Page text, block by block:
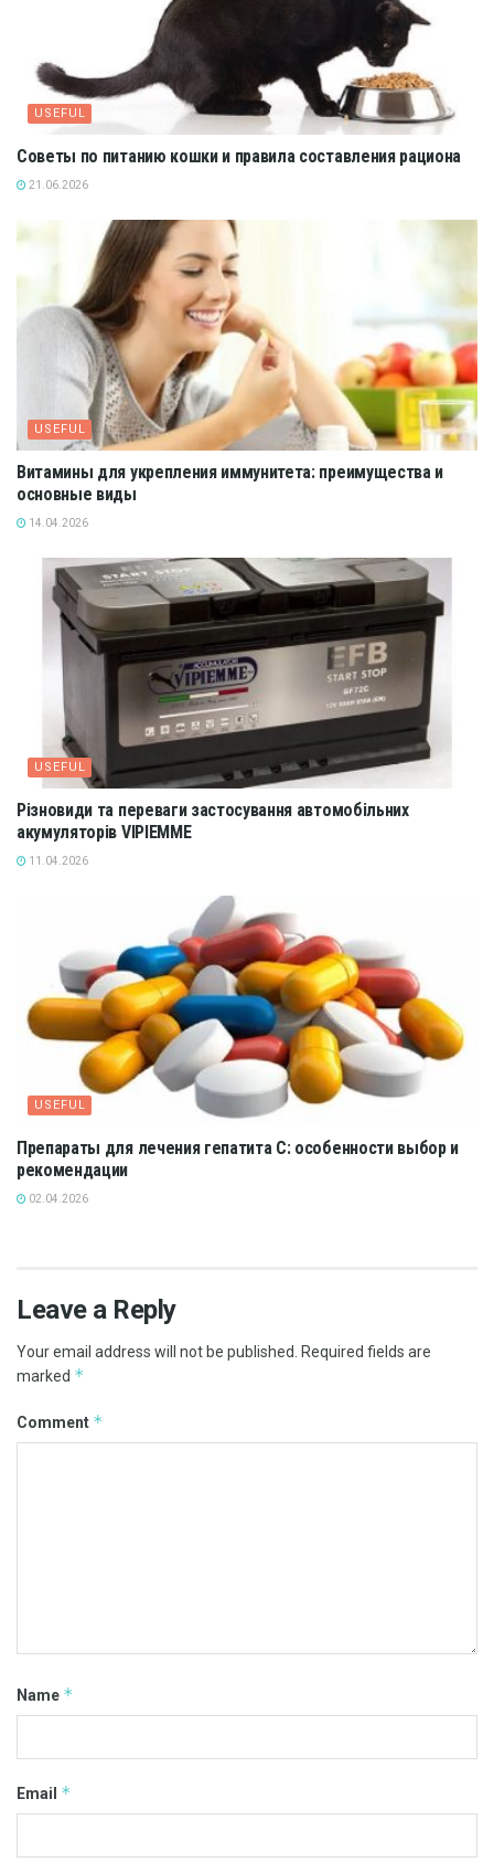
USEFUL
Советы по питанию кошки и правила составления рациона
21.06.2026
USEFUL
Витамины для укрепления иммунитета: преимущества и
основные виды
14.04.2026
USEFUL
Різновиди та переваги застосування автомобільних
акумуляторів VIPIEMME
11.04.2026
USEFUL
Препараты для лечения гепатита С: особенности выбор и
рекомендации
02.04.2026
Leave a Reply
Your email address will not be published.
Required fields are
marked *
Comment *
Name *
Email *